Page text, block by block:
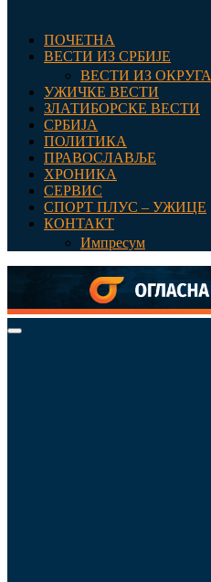
ПОЧЕТНА
ВЕСТИ ИЗ СРБИЈЕ
ВЕСТИ ИЗ ОКРУГА
УЖИЧКЕ ВЕСТИ
ЗЛАТИБОРСКЕ ВЕСТИ
СРБИЈА
ПОЛИТИКА
ПРАВОСЛАВЉЕ
ХРОНИКА
СЕРВИС
СПОРТ ПЛУС – УЖИЦЕ
КОНТАКТ
Импресум
Primary